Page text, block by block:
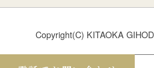
Copyright(C) KITAOKA